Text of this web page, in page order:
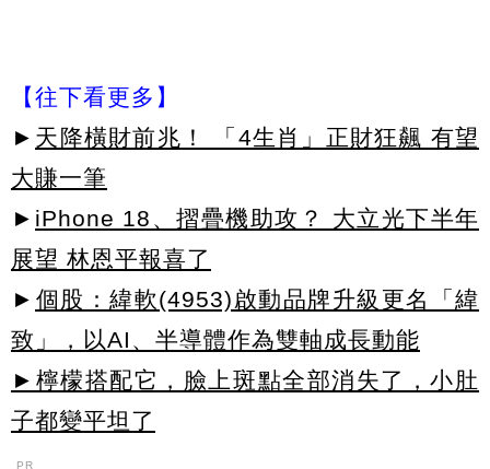
【往下看更多】
► 天降橫財前兆！ 「4生肖」正財狂飆 有望
大賺一筆
► iPhone 18、摺疊機助攻？ 大立光下半年
展望 林恩平報喜了
► 個股：緯軟(4953)啟動品牌升級更名「緯
致」，以AI、半導體作為雙軸成長動能
►檸檬搭配它，臉上斑點全部消失了，小肚
子都變平坦了
PR